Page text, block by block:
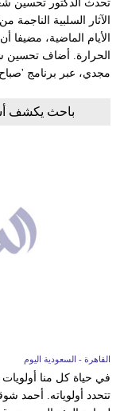
تحدث الدكتور تحسين
الآثار السلبية الناجمة
الأيام الماضية، مضيفا
الحرارة. أضاف تحسين
مجدي، عبر برنامج 'صباح
باحث يكشف
القاهرة - السعودية اليوم
في حياة كل منا
تتحدد أولوياته. أحمد